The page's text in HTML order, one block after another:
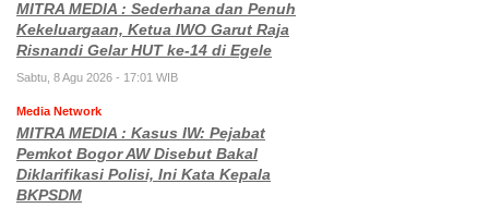
MITRA MEDIA : Sederhana dan Penuh
Kekeluargaan, Ketua IWO Garut Raja
Risnandi Gelar HUT ke-14 di Egele
Sabtu, 8 Agu 2026 - 17:01 WIB
Media Network
MITRA MEDIA : Kasus IW: Pejabat
Pemkot Bogor AW Disebut Bakal
Diklarifikasi Polisi, Ini Kata Kepala
BKPSDM